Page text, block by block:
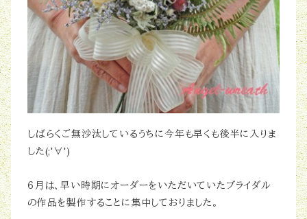
しばらくご無沙汰しているうちに今年も早くも後半に入りま
した(;'∀')
６月は、早い時期にオーダーをいただいていたブライダル
の作品を製作することに集中しておりました。